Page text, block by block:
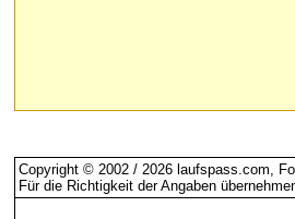
Copyright © 2002 / 2026 laufspass.com,
Für die Richtigkeit der Angaben